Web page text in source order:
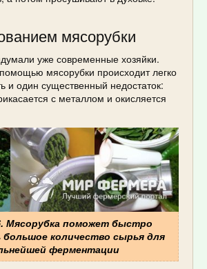
мясорубки
уже современные хозяйки.
мясорубки происходит легко
и один существенный недостаток:
с металлом и окисляется
Мясорубка поможет быстро
большое количество сырья для
ферментации